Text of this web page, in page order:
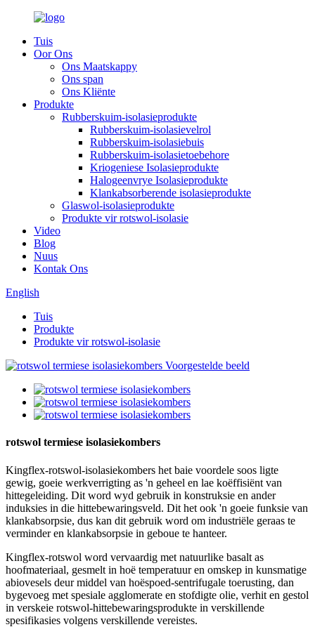
Tuis
Oor Ons
Ons Maatskappy
Ons span
Ons Kliënte
Produkte
Rubberskuim-isolasieprodukte
Rubberskuim-isolasievelrol
Rubberskuim-isolasiebuis
Rubberskuim-isolasietoebehore
Kriogeniese Isolasieprodukte
Halogeenvrye Isolasieprodukte
Klankabsorberende isolasieprodukte
Glaswol-isolasieprodukte
Produkte vir rotswol-isolasie
Video
Blog
Nuus
Kontak Ons
English
Tuis
Produkte
Produkte vir rotswol-isolasie
rotswol termiese isolasiekombers
Kingflex-rotswol-isolasiekombers het baie voordele soos ligte
gewig, goeie werkverrigting as 'n geheel en lae koëffisiënt van
hittegeleiding. Dit word wyd gebruik in konstruksie en ander
induksies in die hittebewaringsveld. Dit het ook 'n goeie funksie van
klankabsorpsie, dus kan dit gebruik word om industriële geraas te
verminder en klankabsorpsie in geboue te hanteer.
Kingflex-rotswol word vervaardig met natuurlike basalt as
hoofmateriaal, gesmelt in hoë temperatuur en omskep in kunsmatige
abiovesels deur middel van hoëspoed-sentrifugale toerusting, dan
bygevoeg met spesiale agglomerate en stofdigte olie, verhit en gestol
in verskeie rotswol-hittebewaringsprodukte in verskillende
spesifikasies volgens verskillende vereistes.